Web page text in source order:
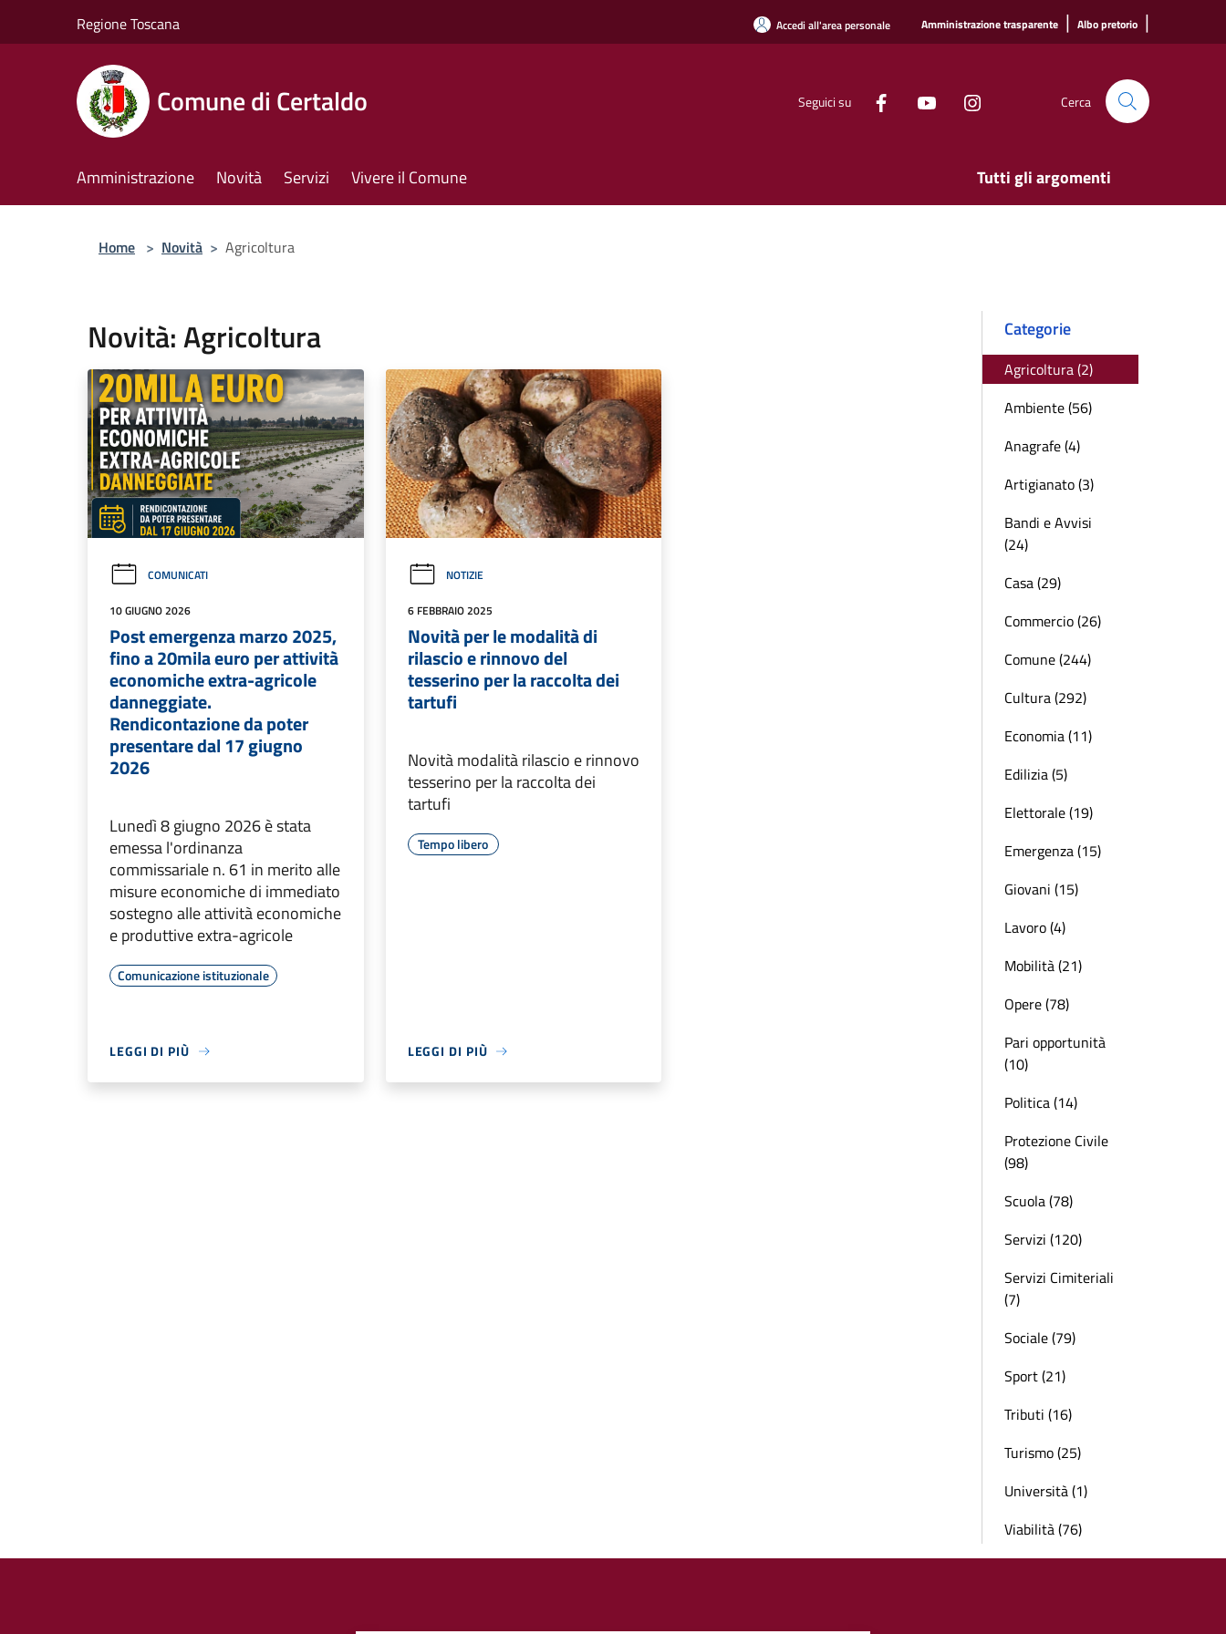
Regione Toscana Accedi all'area personale Amministrazione trasparente | Albo pretorio |
Comune di Certaldo Seguici su Cerca
Amministrazione Novità Servizi Vivere il Comune Tutti gli argomenti
Home > Novità > Agricoltura
Novità: Agricoltura
COMUNICATI
10 GIUGNO 2026
Post emergenza marzo 2025,
fino a 20mila euro per attività
economiche extra-agricole
danneggiate.
Rendicontazione da poter
presentare dal 17 giugno
2026
Lunedì 8 giugno 2026 è stata
emessa l'ordinanza
commissariale n. 61 in merito alle
misure economiche di immediato
sostegno alle attività economiche
e produttive extra-agricole
Comunicazione istituzionale
LEGGI DI PIÙ
NOTIZIE
6 FEBBRAIO 2025
Novità per le modalità di
rilascio e rinnovo del
tesserino per la raccolta dei
tartufi
Novità modalità rilascio e rinnovo
tesserino per la raccolta dei
tartufi
Tempo libero
LEGGI DI PIÙ
Categorie
Agricoltura (2)
Ambiente (56)
Anagrafe (4)
Artigianato (3)
Bandi e Avvisi
(24)
Casa (29)
Commercio (26)
Comune (244)
Cultura (292)
Economia (11)
Edilizia (5)
Elettorale (19)
Emergenza (15)
Giovani (15)
Lavoro (4)
Mobilità (21)
Opere (78)
Pari opportunità
(10)
Politica (14)
Protezione Civile
(98)
Scuola (78)
Servizi (120)
Servizi Cimiteriali
(7)
Sociale (79)
Sport (21)
Tributi (16)
Turismo (25)
Università (1)
Viabilità (76)